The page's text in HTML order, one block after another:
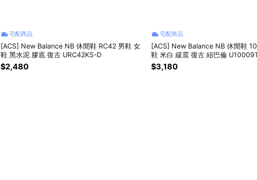
宅配商品
[ACS] New Balance NB 休閒鞋 RC42 男鞋 女
鞋 黑水泥 膠底 復古 URC42KS-D
$2,480
宅配商品
[ACS] New Balance NB 休閒鞋
鞋 米白 緩震 復古 紐巴倫
$3,180